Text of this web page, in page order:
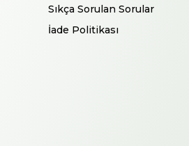
Sıkça Sorulan Sorular
İade Politikası